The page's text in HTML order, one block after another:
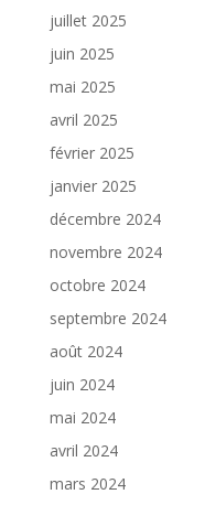
juillet 2025
juin 2025
mai 2025
avril 2025
février 2025
janvier 2025
décembre 2024
novembre 2024
octobre 2024
septembre 2024
août 2024
juin 2024
mai 2024
avril 2024
mars 2024